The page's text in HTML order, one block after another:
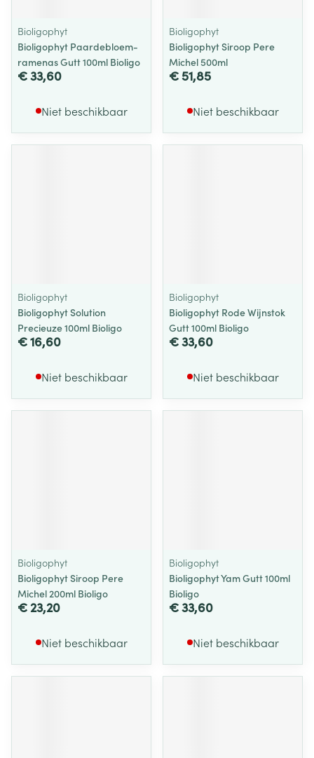
Bioligophyt
Bioligophyt Paardebloem-
ramenas Gutt 100ml Bioligo
€ 33,60
Niet beschikbaar
Bioligophyt
Bioligophyt Siroop Pere
Michel 500ml
€ 51,85
Niet beschikbaar
Bioligophyt
Bioligophyt Solution
Precieuze 100ml Bioligo
€ 16,60
Niet beschikbaar
Bioligophyt
Bioligophyt Rode Wijnstok
Gutt 100ml Bioligo
€ 33,60
Niet beschikbaar
Bioligophyt
Bioligophyt Siroop Pere
Michel 200ml Bioligo
€ 23,20
Niet beschikbaar
Bioligophyt
Bioligophyt Yam Gutt 100ml
Bioligo
€ 33,60
Niet beschikbaar